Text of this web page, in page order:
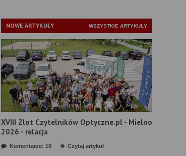
NOWE ARTYKUŁY WSZYSTKIE ARTYKUŁY
XVIII Zlot Czytelników Optyczne.pl - Mielno
2026 - relacja
Komentarze: 10 Czytaj artykuł